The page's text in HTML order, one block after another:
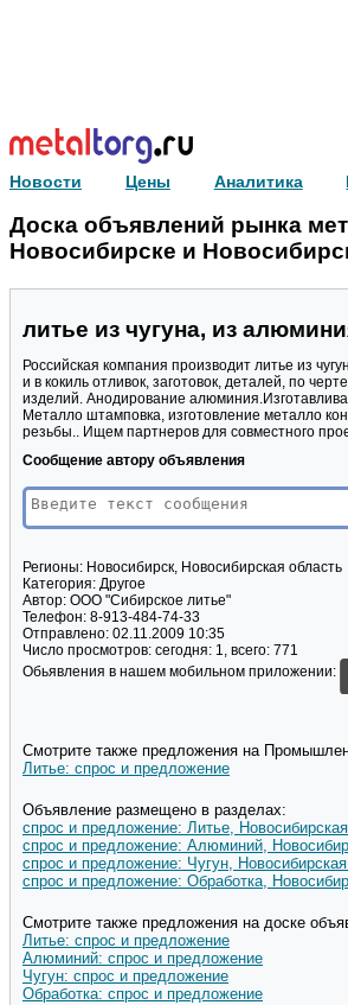
Новости Цены Аналитика
Доска объявлений рынка
Новосибирске и
литье из чугуна, из
Российская компания производит литье из
и в кокиль отливок, заготовок, деталей, по
изделий. Анодирование
Металло штамповка, изготовление металло
резьбы.. Ищем партнеров для совместного
Сообщение автору объявления
Регионы: Новосибирск, Новосибирская область
Категория: Другое
Автор: ООО "Сибирское литье"
Телефон: 8-913-484-74-33
Отправлено: 02.11.2009 10:35
Число просмотров: сегодня: 1, всего: 771
Обьявления в нашем мобильном приложении:
Смотрите также предложения на
Литье: спрос и предложение
Объявление размещено в разделах:
спрос и предложение: Литье,
спрос и предложение: Алюминий,
спрос и предложение: Чугун,
спрос и предложение: Обработка,
Смотрите также предложения на доске
Литье: спрос и предложение
Алюминий: спрос и предложение
Чугун: спрос и предложение
Обработка: спрос и предложение